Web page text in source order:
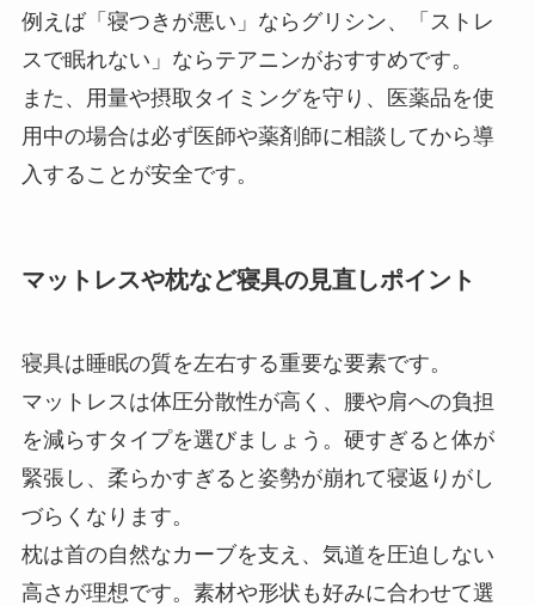
例えば「寝つきが悪い」ならグリシン、「ストレ
スで眠れない」ならテアニンがおすすめです。
また、用量や摂取タイミングを守り、医薬品を使
用中の場合は必ず医師や薬剤師に相談してから導
入することが安全です。
マットレスや枕など寝具の見直しポイント
寝具は睡眠の質を左右する重要な要素です。
マットレスは体圧分散性が高く、腰や肩への負担
を減らすタイプを選びましょう。硬すぎると体が
緊張し、柔らかすぎると姿勢が崩れて寝返りがし
づらくなります。
枕は首の自然なカーブを支え、気道を圧迫しない
高さが理想です。素材や形状も好みに合わせて選